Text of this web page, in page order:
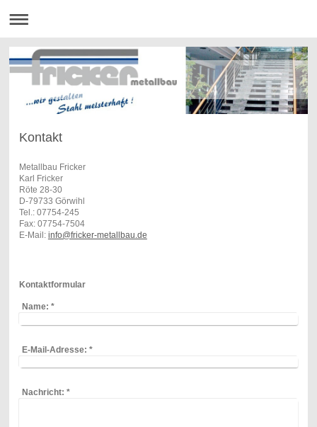
Kontakt
Metallbau Fricker
Karl Fricker
Röte 28-30
D-79733 Görwihl
Tel.: 07754-245
Fax: 07754-7504
E-Mail: info@fricker-metallbau.de
Kontaktformular
Name: *
E-Mail-Adresse: *
Nachricht: *